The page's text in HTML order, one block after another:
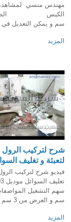
مهندس منسي لمشاهدة
سم و يمكن التعديل
المزيد
شرح لتركيب الرول
لتعبئة و تغليف السوائل موديل
فيديو شرح لتركيب
سم و العرض من 3 سم الي 14 سم و يمكن التعديل في الطول و العرض […]
المزيد